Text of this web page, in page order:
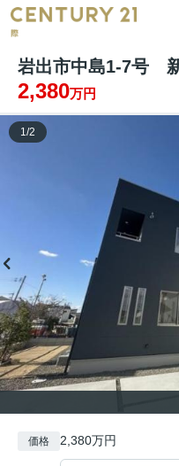
岩出市中島1-7号
2,380万円
1/2
価格 2,380万円